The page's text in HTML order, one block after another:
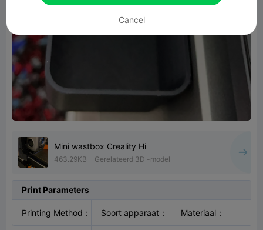
Mini wastbox Creality Hi
463.29KB Gerelateerd 3D -model
Print Parameters
Printing Method ： Soort apparaat ： Materiaal：
Cancel